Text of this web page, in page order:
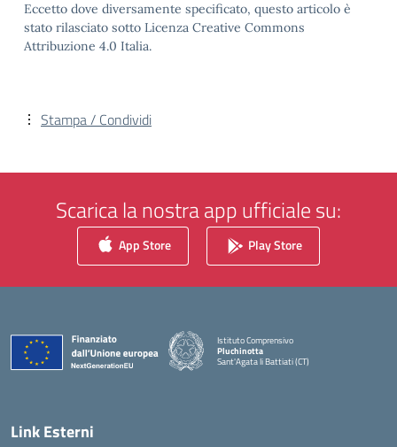
Eccetto dove diversamente specificato, questo articolo è
stato rilasciato sotto Licenza Creative Commons
Attribuzione 4.0 Italia.
Stampa / Condividi
Scarica la nostra app ufficiale su:
App Store Play Store
Istituto Comprensivo
Pluchinotta
Sant'Agata li Battiati (CT)
— Visita la pagina iniziale della scuola
Link Esterni